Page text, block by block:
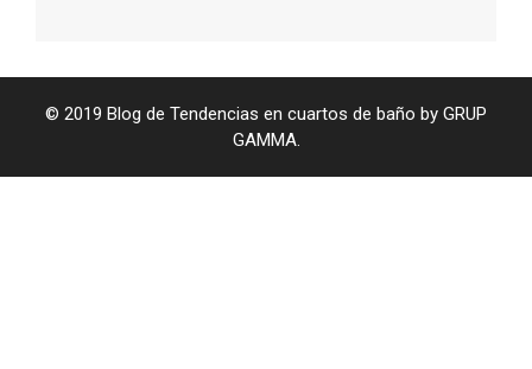
© 2019 Blog de Tendencias en cuartos de baño by GRUP
GAMMA.